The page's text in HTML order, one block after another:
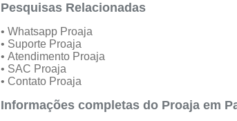
Pesquisas Relacionadas
• Whatsapp Proaja
• Suporte Proaja
• Atendimento Proaja
• SAC Proaja
• Contato Proaja
Informações completas do Proaja em